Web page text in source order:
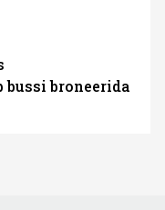
broneerida